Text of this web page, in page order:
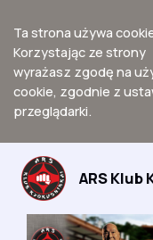
Ta strona używa
Korzystając ze strony
wyrażasz zgodę na
cookie, zgodnie z
przeglądarki.
Przejdź
treści
ARS Klub